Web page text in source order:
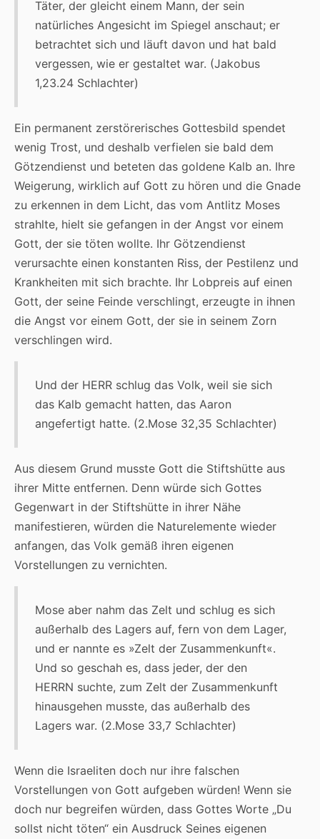
Täter, der gleicht einem Mann, der sein
natürliches Angesicht im Spiegel anschaut; er
betrachtet sich und läuft davon und hat bald
vergessen, wie er gestaltet war. (Jakobus
1,23.24 Schlachter)
Ein permanent zerstörerisches Gottesbild spendet
wenig Trost, und deshalb verfielen sie bald dem
Götzendienst und beteten das goldene Kalb an. Ihre
Weigerung, wirklich auf Gott zu hören und die Gnade
zu erkennen in dem Licht, das vom Antlitz Moses
strahlte, hielt sie gefangen in der Angst vor einem
Gott, der sie töten wollte. Ihr Götzendienst
verursachte einen konstanten Riss, der Pestilenz und
Krankheiten mit sich brachte. Ihr Lobpreis auf einen
Gott, der seine Feinde verschlingt, erzeugte in ihnen
die Angst vor einem Gott, der sie in seinem Zorn
verschlingen wird.
Und der HERR schlug das Volk, weil sie sich
das Kalb gemacht hatten, das Aaron
angefertigt hatte. (2.Mose 32,35 Schlachter)
Aus diesem Grund musste Gott die Stiftshütte aus
ihrer Mitte entfernen. Denn würde sich Gottes
Gegenwart in der Stiftshütte in ihrer Nähe
manifestieren, würden die Naturelemente wieder
anfangen, das Volk gemäß ihren eigenen
Vorstellungen zu vernichten.
Mose aber nahm das Zelt und schlug es sich
außerhalb des Lagers auf, fern von dem Lager,
und er nannte es »Zelt der Zusammenkunft«.
Und so geschah es, dass jeder, der den
HERRN suchte, zum Zelt der Zusammenkunft
hinausgehen musste, das außerhalb des
Lagers war. (2.Mose 33,7 Schlachter)
Wenn die Israeliten doch nur ihre falschen
Vorstellungen von Gott aufgeben würden! Wenn sie
doch nur begreifen würden, dass Gottes Worte „Du
sollst nicht töten“ ein Ausdruck Seines eigenen